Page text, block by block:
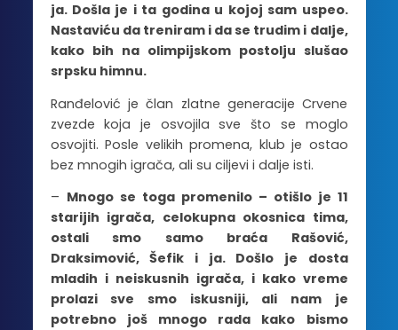
ja. Došla je i ta godina u kojoj sam uspeo.
Nastaviću da treniram i da se trudim i dalje,
kako bih na olimpijskom postolju slušao
srpsku himnu.
Ranđelović je član zlatne generacije Crvene
zvezde koja je osvojila sve što se moglo
osvojiti. Posle velikih promena, klub je ostao
bez mnogih igrača, ali su ciljevi i dalje isti.
– Mnogo se toga promenilo – otišlo je 11
starijih igrača, celokupna okosnica tima,
ostali smo samo braća Rašović,
Draksimović, Šefik i ja. Došlo je dosta
mladih i neiskusnih igrača, i kako vreme
prolazi sve smo iskusniji, ali nam je
potrebno još mnogo rada kako bismo